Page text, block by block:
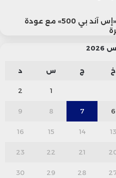
رهانات صعود قياسية على «إس آند بي 500» مع عودة
خ ج س د
1
2
6
7
8
9
13
14
15
16
21
22
23
28
29
30